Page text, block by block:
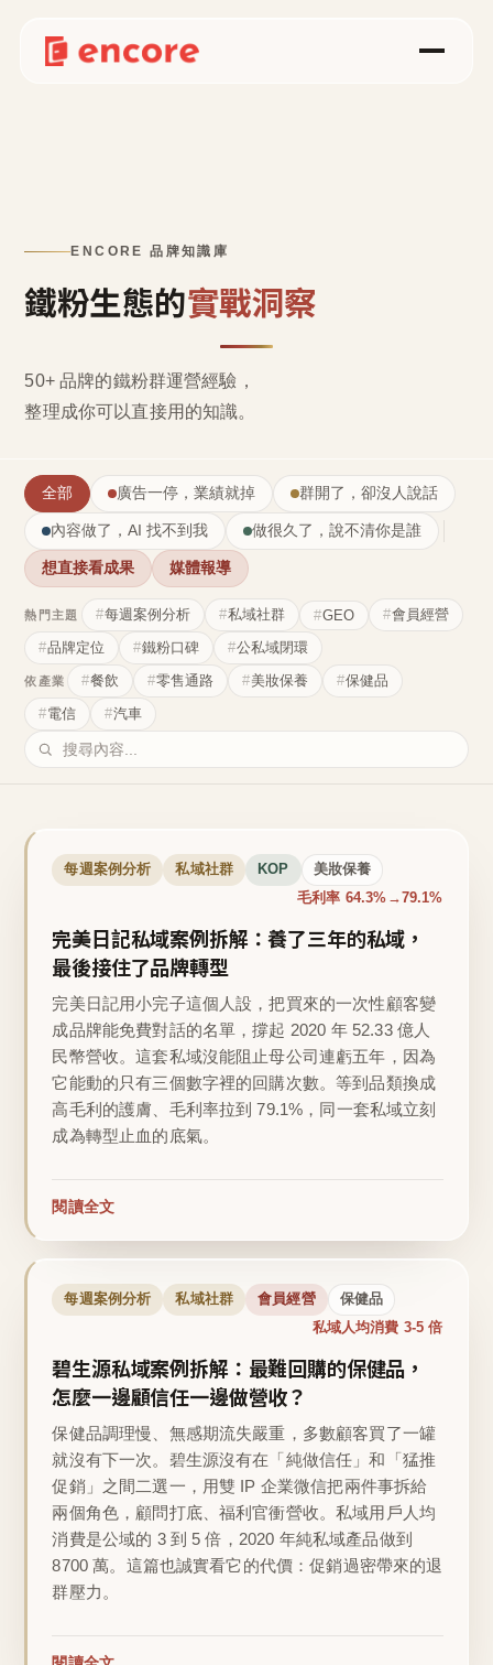
ENCORE 品牌知識庫
鐵粉生態的實戰洞察
50+ 品牌的鐵粉群運營經驗，
整理成你可以直接用的知識。
全部 廣告一停，業績就掉 群開了，卻沒人說話
內容做了，AI 找不到我 做很久了，說不清你是誰
想直接看成果 媒體報導
熱門主題 每週案例分析 私域社群 GEO
會員經營
品牌定位
鐵粉口碑 公私域閉環
依產業 餐飲 零售通路 美妝保養
保健品
電信
汽車
每週案例分析 私域社群 KOP 美妝保養
毛利率 64.3%→79.1%
完美日記私域案例拆解：養了三年的私域，
最後接住了品牌轉型
完美日記用小完子這個人設，把買來的一次性顧客變
成品牌能免費對話的名單，撐起 2020 年 52.33 億人
民幣營收。這套私域沒能阻止母公司連虧五年，因為
它能動的只有三個數字裡的回購次數。等到品類換成
高毛利的護膚、毛利率拉到 79.1%，同一套私域立刻
成為轉型止血的底氣。
閱讀全文
每週案例分析 私域社群 會員經營 保健品
私域人均消費 3-5 倍
碧生源私域案例拆解：最難回購的保健品，
怎麼一邊顧信任一邊做營收？
保健品調理慢、無感期流失嚴重，多數顧客買了一罐
就沒有下一次。碧生源沒有在「純做信任」和「猛推
促銷」之間二選一，用雙 IP 企業微信把兩件事拆給
兩個角色，顧問打底、福利官衝營收。私域用戶人均
消費是公域的 3 到 5 倍，2020 年純私域產品做到
8700 萬。這篇也誠實看它的代價：促銷過密帶來的退
群壓力。